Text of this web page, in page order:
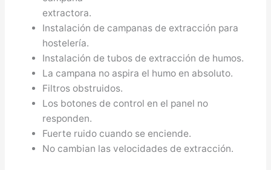
extractora.
Instalación de campanas de extracción para
hostelería.
Instalación de tubos de extracción de humos.
La campana no aspira el humo en absoluto.
Filtros obstruidos.
Los botones de control en el panel no
responden.
Fuerte ruido cuando se enciende.
No cambian las velocidades de extracción.